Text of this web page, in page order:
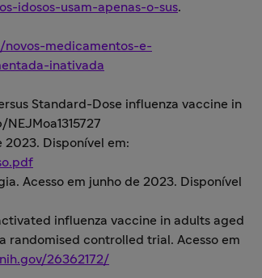
idosos-usam-apenas-o-sus.
medicamentos-e-
inativada
Standard-Dose influenza vaccine in
2023. Disponível em:
Acesso em junho de 2023. Disponível
influenza vaccine in adults aged
randomised controlled trial. Acesso em
26362172/